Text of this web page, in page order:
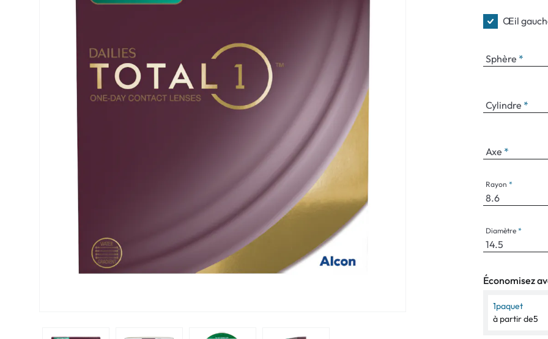
Air Optix
Biofinity
Proclear
Freshlook
Ever Clean Plus
Autres marques
Œil
Sphère
Cylindre
Axe
Rayon
Diamètre
Économisez
1paquet
à partir de5